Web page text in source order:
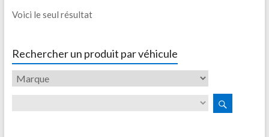
Voici le seul résultat
Rechercher un produit par véhicule